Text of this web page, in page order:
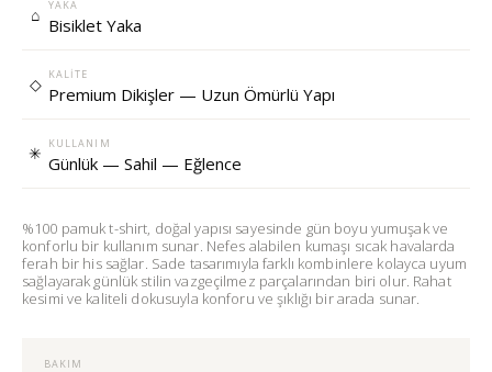
⌂ YAKA
Bisiklet Yaka
◇ KALITE
Premium Dikişler — Uzun Ömürlü Yapı
✳ KULLANIM
Günlük — Sahil — Eğlence
%100 pamuk t-shirt, doğal yapısı sayesinde gün boyu yumuşak ve
konforlu bir kullanım sunar. Nefes alabilen kumaşı sıcak havalarda
ferah bir his sağlar. Sade tasarımıyla farklı kombinlere kolayca uyum
sağlayarak günlük stilin vazgeçilmez parçalarından biri olur. Rahat
kesimi ve kaliteli dokusuyla konforu ve şıklığı bir arada sunar.
BAKIM